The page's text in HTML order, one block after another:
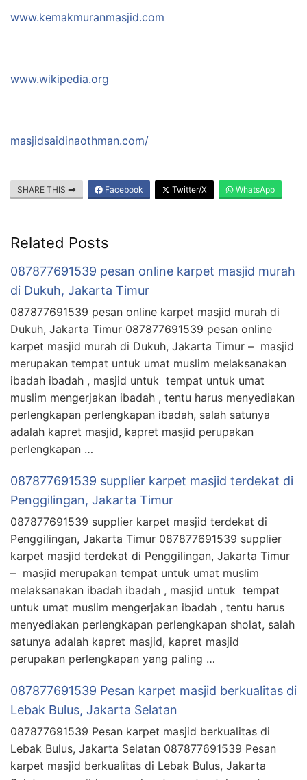
www.kemakmuranmasjid.com
www.wikipedia.org
masjidsaidinaothman.com/
SHARE THIS Facebook Twitter/X WhatsApp
Related Posts
087877691539 pesan online karpet masjid murah
di Dukuh, Jakarta Timur
087877691539 pesan online karpet masjid murah di
Dukuh, Jakarta Timur 087877691539 pesan online
karpet masjid murah di Dukuh, Jakarta Timur – masjid
merupakan tempat untuk umat muslim melaksanakan
ibadah ibadah , masjid untuk tempat untuk umat
muslim mengerjakan ibadah , tentu harus menyediakan
perlengkapan perlengkapan ibadah, salah satunya
adalah kapret masjid, kapret masjid perupakan
perlengkapan …
087877691539 supplier karpet masjid terdekat di
Penggilingan, Jakarta Timur
087877691539 supplier karpet masjid terdekat di
Penggilingan, Jakarta Timur 087877691539 supplier
karpet masjid terdekat di Penggilingan, Jakarta Timur
– masjid merupakan tempat untuk umat muslim
melaksanakan ibadah ibadah , masjid untuk tempat
untuk umat muslim mengerjakan ibadah , tentu harus
menyediakan perlengkapan perlengkapan sholat, salah
satunya adalah kapret masjid, kapret masjid
perupakan perlengkapan yang paling …
087877691539 Pesan karpet masjid berkualitas di
Lebak Bulus, Jakarta Selatan
087877691539 Pesan karpet masjid berkualitas di
Lebak Bulus, Jakarta Selatan 087877691539 Pesan
karpet masjid berkualitas di Lebak Bulus, Jakarta